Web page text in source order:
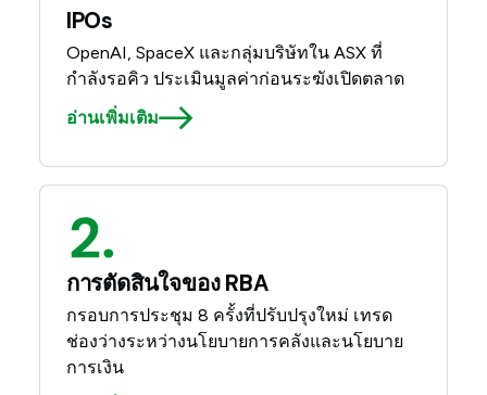
IPOs
OpenAI, SpaceX และกลุ่มบริษัทใน ASX ที่
กำลังรอคิว ประเมินมูลค่าก่อนระฆังเปิดตลาด
อ่านเพิ่มเติม
การตัดสินใจของ RBA
กรอบการประชุม 8 ครั้งที่ปรับปรุงใหม่ เทรด
ช่องว่างระหว่างนโยบายการคลังและนโยบาย
การเงิน